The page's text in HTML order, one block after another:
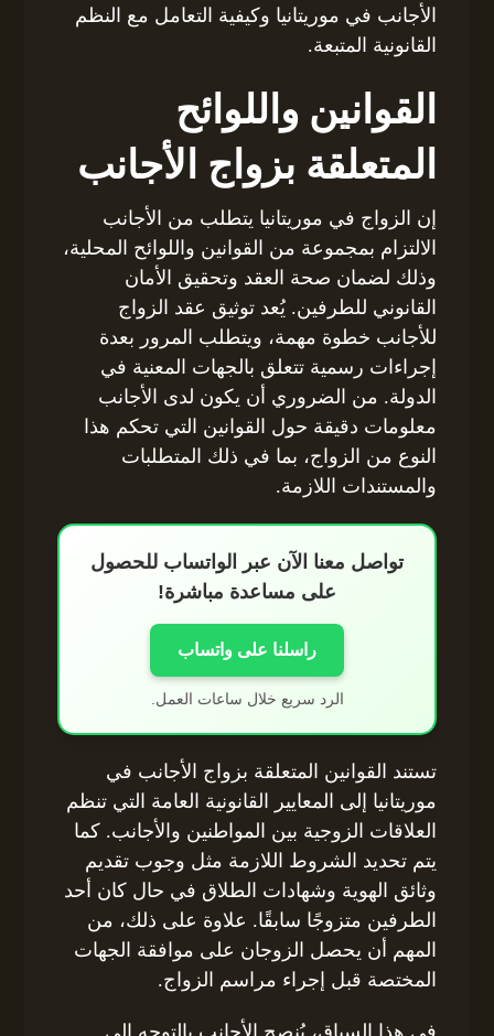
الأجانب في موريتانيا وكيفية التعامل مع النظم
القانونية المتبعة.
القوانين واللوائح
المتعلقة بزواج الأجانب
إن الزواج في موريتانيا يتطلب من الأجانب
الالتزام بمجموعة من القوانين واللوائح المحلية،
وذلك لضمان صحة العقد وتحقيق الأمان
القانوني للطرفين. يُعد توثيق عقد الزواج
للأجانب خطوة مهمة، ويتطلب المرور بعدة
إجراءات رسمية تتعلق بالجهات المعنية في
الدولة. من الضروري أن يكون لدى الأجانب
معلومات دقيقة حول القوانين التي تحكم هذا
النوع من الزواج، بما في ذلك المتطلبات
والمستندات اللازمة.
تواصل معنا الآن عبر الواتساب للحصول
على مساعدة مباشرة!
راسلنا على واتساب
الرد سريع خلال ساعات العمل.
تستند القوانين المتعلقة بزواج الأجانب في
موريتانيا إلى المعايير القانونية العامة التي تنظم
العلاقات الزوجية بين المواطنين والأجانب. كما
يتم تحديد الشروط اللازمة مثل وجوب تقديم
وثائق الهوية وشهادات الطلاق في حال كان أحد
الطرفين متزوجًا سابقًا. علاوة على ذلك، من
المهم أن يحصل الزوجان على موافقة الجهات
المختصة قبل إجراء مراسم الزواج.
في هذا السياق، يُنصح الأجانب بالتوجه إلى